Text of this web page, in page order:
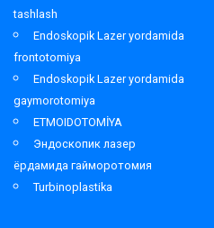
tashlash
Endoskopik Lazer yordamida
frontotomiya
Endoskopik Lazer yordamida
gaymorotomiya
ETMOIDOTOMİYA
Эндоскопик лазер
ёрдамида гайморотомия
Turbinoplastika